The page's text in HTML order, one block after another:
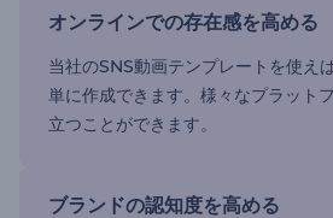
オンラインでの存在感を高める
当社のSNS動画テンプレートを使え
単に作成できます。様々なプラット
立つことができます。
ブランドの認知度を高める